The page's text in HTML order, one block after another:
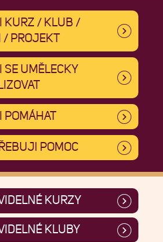
KURZ / KLUB /
/ PROJEKT
SE UMĚLECKY
POMÁHAT
POMOC
KURZY
KLUBY